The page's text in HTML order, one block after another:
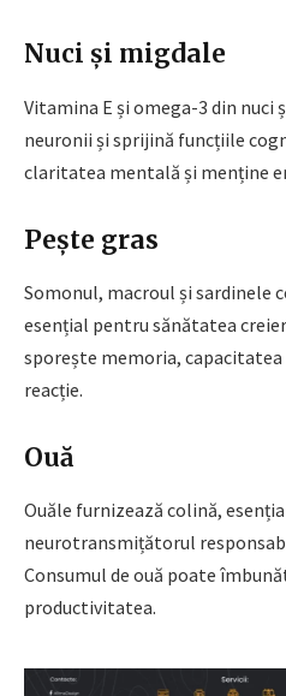
Nuci și migdale
Vitamina E și omega-3 din nuci
neuronii și sprijină funcțiile
claritatea mentală și menține
Pește gras
Somonul, macroul și sardinele
esențial pentru sănătatea
sporește memoria,
reacție.
Ouă
Ouăle furnizează colină,
neurotransmițătorul
Consumul de ouă poate
productivitatea.